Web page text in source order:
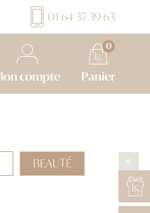
01 64 37 39 63
compte
0
Panier
>
BEAUTÉ